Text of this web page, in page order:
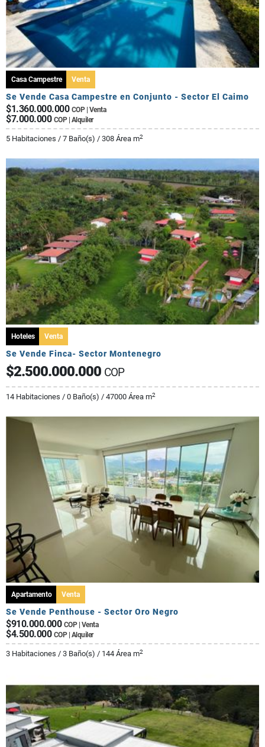
Casa Campestre Venta
Se Vende Casa Campestre en Conjunto - Sector El Caimo
$1.360.000.000 COP | Venta
$7.000.000 COP | Alquiler
5 Habitaciones / 7 Baño(s) / 308 Área m2
Hoteles Venta
Se Vende Finca- Sector Montenegro
$2.500.000.000 COP
14 Habitaciones / 0 Baño(s) / 47000 Área m2
Apartamento Venta
Se Vende Penthouse - Sector Oro Negro
$910.000.000 COP | Venta
$4.500.000 COP | Alquiler
3 Habitaciones / 3 Baño(s) / 144 Área m2